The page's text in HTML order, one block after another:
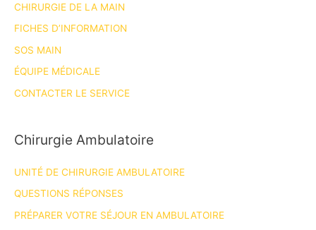
CHIRURGIE DE LA MAIN
FICHES D’INFORMATION
SOS MAIN
ÉQUIPE MÉDICALE
CONTACTER LE SERVICE
Chirurgie Ambulatoire
UNITÉ DE CHIRURGIE AMBULATOIRE
QUESTIONS RÉPONSES
PRÉPARER VOTRE SÉJOUR EN AMBULATOIRE